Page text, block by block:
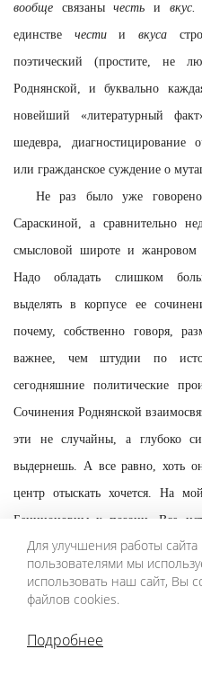
вообще связанычесть и
единстве честиивкуса
поэтический (простите, не
Роднянской, и буквально
новейший «литературный
шедевра, диагностицирование
или гражданское суждение о
Не раз было уже
Сараскиной, а
смысловой широте и жанровом
Надо обладать слишком
выделять в корпусе ее
почему, собственно говоря,
важнее, чем штудии по
сегодняшние политические
Сочинения Роднянской
эти не случайны, а глубоко
выдернешь. А все равно, хоть
центр отыскать хочется. На
Бенционовны к поэзии. Все
живая литература замечательна,
и у поэтов, о чем Роднянская
статьях, в разных контекстах
поэт еще как бывает
Для улучшения работы сайта
пользователями мы
использовать наш сайт, Вы
файлов cookies.
Подробнее